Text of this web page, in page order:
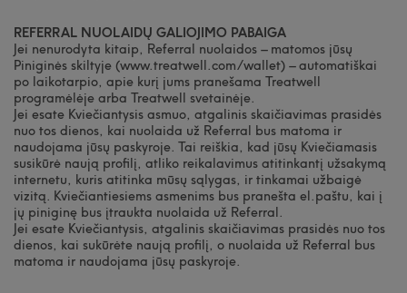
REFERRAL NUOLAIDŲ GALIOJIMO PABAIGA
Jei nenurodyta kitaip, Referral nuolaidos – matomos jūsų
Piniginės skiltyje (www.treatwell.com/wallet) – automatiškai
po laikotarpio, apie kurį jums pranešama Treatwell
programėlėje arba Treatwell svetainėje.
Jei esate Kviečiantysis asmuo, atgalinis skaičiavimas prasidės
nuo tos dienos, kai nuolaida už Referral bus matoma ir
naudojama jūsų paskyroje. Tai reiškia, kad jūsų Kviečiamasis
susikūrė naują profilį, atliko reikalavimus atitinkantį užsakymą
internetu, kuris atitinka mūsų sąlygas, ir tinkamai užbaigė
vizitą. Kviečiantiesiems asmenims bus pranešta el.paštu, kai į
jų piniginę bus įtraukta nuolaida už Referral.
Jei esate Kviečiantysis, atgalinis skaičiavimas prasidės nuo tos
dienos, kai sukūrėte naują profilį, o nuolaida už Referral bus
matoma ir naudojama jūsų paskyroje.